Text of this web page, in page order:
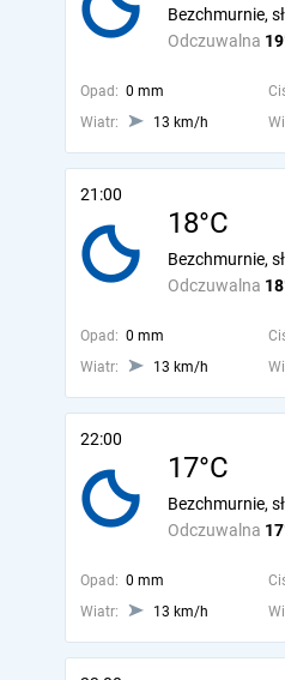
Odczuwalna
Bezchmurnie,
Opad: 0 mm
Wiatr:
13 km/h
21:00
18°C
Odczuwalna
Bezchmurnie,
Opad: 0 mm
Wiatr:
13 km/h
22:00
17°C
Odczuwalna
Bezchmurnie,
Opad: 0 mm
Wiatr:
13 km/h